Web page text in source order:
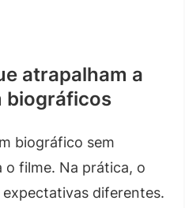
atrapalham a
biográficos
biográfico sem
o filme. Na prática, o
diferentes.